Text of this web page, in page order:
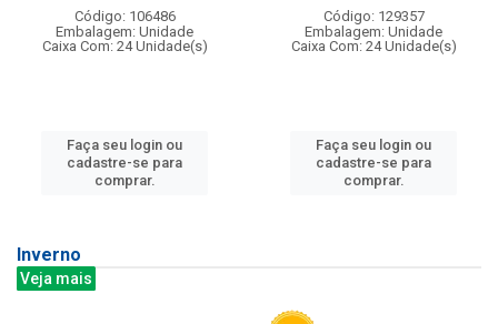
Código: 106486
Embalagem: Unidade
Caixa Com: 24 Unidade(s)
Faça seu login ou
cadastre-se para
comprar.
Código: 129357
Embalagem: Unidade
Caixa Com: 24 Unidade(s)
Faça seu login ou
cadastre-se para
comprar.
Inverno
Veja mais